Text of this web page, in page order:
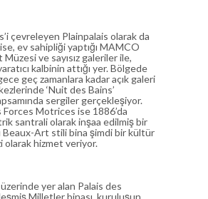
çevreleyen Plainpalais olarak da
ev sahipliği yaptığı MAMCO
ve sayısız galeriler ile,
kalbinin attığı yer. Bölgede
geç zamanlara kadar açık galeri
‘Nuit des Bains’
sergiler gerçekleşiyor.
Motrices ise 1886’da
santrali olarak inşaa edilmiş bir
Beaux-Art stili bina şimdi bir kültür
olarak hizmet veriyor.
yer alan Palais des
Milletler binası, kuruluşun